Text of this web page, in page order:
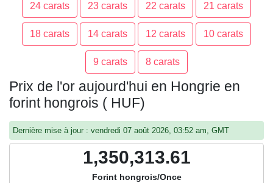
24 carats 23 carats 22 carats 21 carats
18 carats 14 carats 12 carats 10 carats
9 carats 8 carats
Prix de l'or aujourd'hui en Hongrie en
forint hongrois ( HUF)
Dernière mise à jour : vendredi 07 août 2026, 03:52 am, GMT
1,350,313.61
Forint hongrois/Once